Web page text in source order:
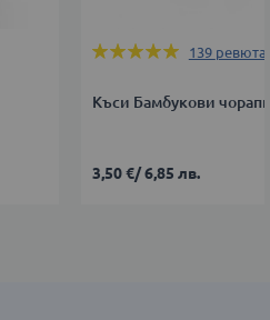
Оценка:
139 ревюта
Къси Бамбукови
3,50 €/6,85 лв.